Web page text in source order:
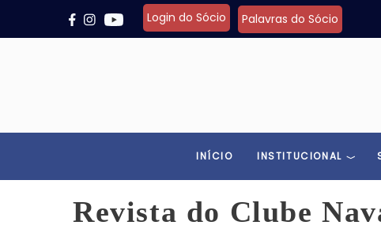
Pular para o conteúdo principal
Login do Sócio Palavras do Sócio
INÍCIO INSTITUCIONAL
Revista do Clube